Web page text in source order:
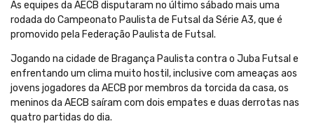
As equipes da AECB disputaram no último sábado mais uma
rodada do Campeonato Paulista de Futsal da Série A3, que é
promovido pela Federação Paulista de Futsal.
Jogando na cidade de Bragança Paulista contra o Juba Futsal e
enfrentando um clima muito hostil, inclusive com ameaças aos
jovens jogadores da AECB por membros da torcida da casa, os
meninos da AECB saíram com dois empates e duas derrotas nas
quatro partidas do dia.